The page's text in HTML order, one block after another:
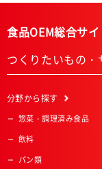
食品OEM総合サ
つくりたいもの
分野から探す
惣菜・調理済み食品
飲料
パン類